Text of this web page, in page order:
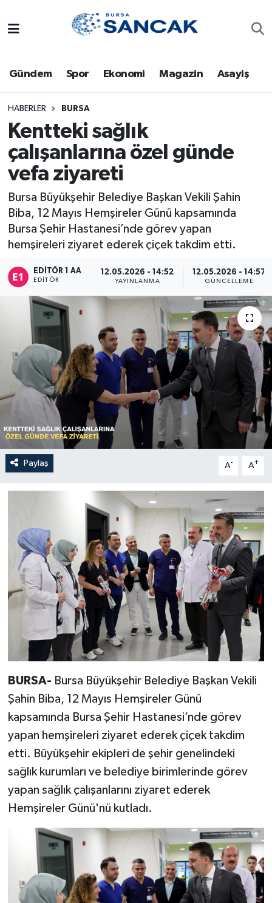
Gündem Spor Ekonomi Magazin Asayiş
HABERLER BURSA
Kentteki sağlık
çalışanlarına özel günde
vefa ziyareti
Bursa Büyükşehir Belediye Başkan Vekili Şahin
Biba, 12 Mayıs Hemşireler Günü kapsamında
Bursa Şehir Hastanesi’nde görev yapan
hemşireleri ziyaret ederek çiçek takdim etti.
EDITÖR 1 AA
EDITÖR
12.05.2026 - 14:52
YAYINLANMA
12.05.2026 - 14:57
GÜNCELLEME
Paylaş A- A+
BURSA- Bursa Büyükşehir Belediye Başkan Vekili
Şahin Biba, 12 Mayıs Hemşireler Günü
kapsamında Bursa Şehir Hastanesi’nde görev
yapan hemşireleri ziyaret ederek çiçek takdim
etti. Büyükşehir ekipleri de şehir genelindeki
sağlık kurumları ve belediye birimlerinde görev
yapan sağlık çalışanlarını ziyaret ederek
Hemşireler Günü'nü kutladı.
Bursa
Dünya
Eğitim
Ekonomi
Genel
Gündem
Sağlık
Siyaset
Spor
Türkiye
Trafik Durumu
Süper Lig Puan Durumu ve Fikstür
Tüm Manşetler
Son Dakika Haberleri
Haber Arşivi